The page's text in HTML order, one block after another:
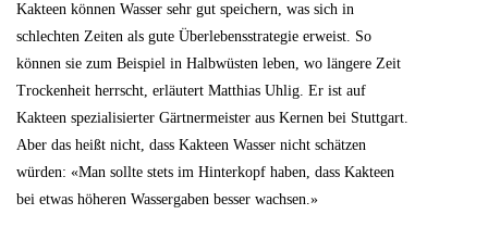
Kakteen können Wasser sehr gut speichern, was sich in
schlechten Zeiten als gute Überlebensstrategie erweist. So
können sie zum Beispiel in Halbwüsten leben, wo längere Zeit
Trockenheit herrscht, erläutert Matthias Uhlig. Er ist auf
Kakteen spezialisierter Gärtnermeister aus Kernen bei Stuttgart.
Aber das heißt nicht, dass Kakteen Wasser nicht schätzen
würden: «Man sollte stets im Hinterkopf haben, dass Kakteen
bei etwas höheren Wassergaben besser wachsen.»